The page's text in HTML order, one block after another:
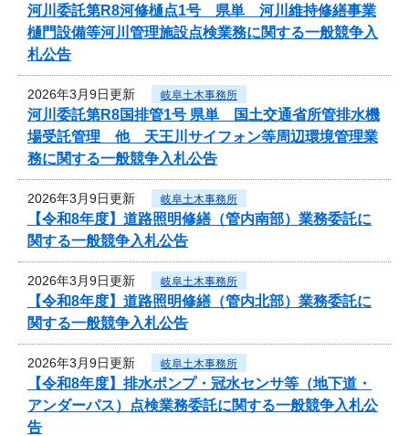
河川委託第R8河修樋点1号 県単 河川維持修繕事業
樋門設備等河川管理施設点検業務に関する一般競争入
札公告
2026年3月9日更新 岐阜土木事務所
河川委託第R8国排管1号 県単 国土交通省所管排水機
場受託管理 他 天王川サイフォン等周辺環境管理業
務に関する一般競争入札公告
2026年3月9日更新 岐阜土木事務所
【令和8年度】道路照明修繕（管内南部）業務委託に
関する一般競争入札公告
2026年3月9日更新 岐阜土木事務所
【令和8年度】道路照明修繕（管内北部）業務委託に
関する一般競争入札公告
2026年3月9日更新 岐阜土木事務所
【令和8年度】排水ポンプ・冠水センサ等（地下道・
アンダーパス）点検業務委託に関する一般競争入札公
告